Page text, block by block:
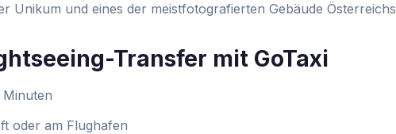
Unikum und eines der meistfotografierten Gebäude
Transfer mit GoTaxi
oder am Flughafen